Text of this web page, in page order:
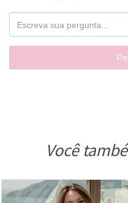
Você